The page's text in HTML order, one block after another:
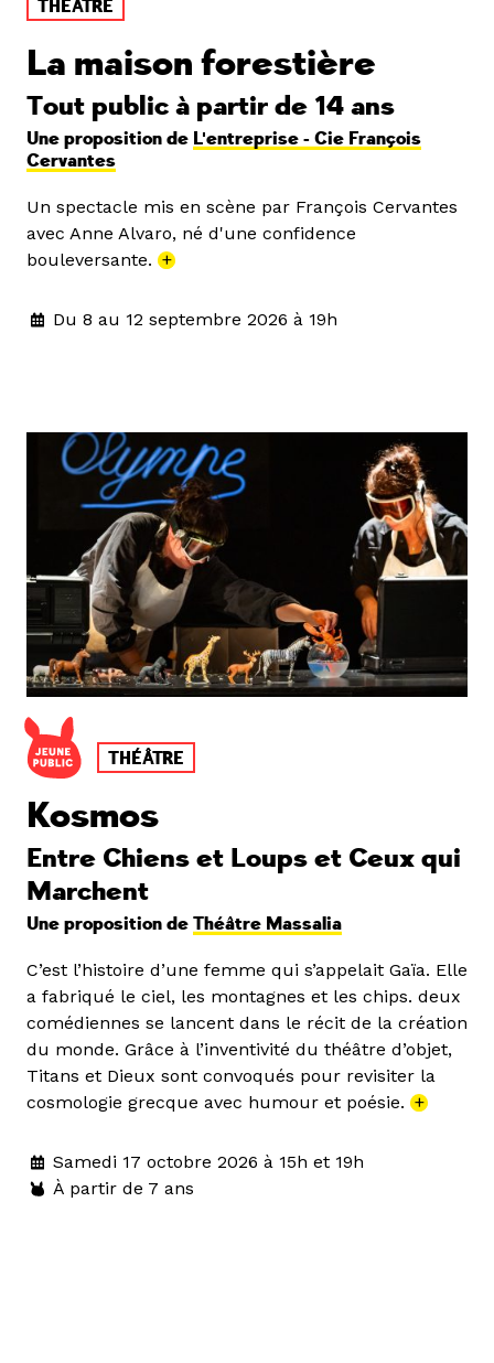
THÉÂTRE
La maison forestière
Tout public à partir de 14 ans
Une proposition de L'entreprise - Cie François
Cervantes
Un spectacle mis en scène par François Cervantes
avec Anne Alvaro, né d'une confidence
bouleversante. +
Du 8 au 12 septembre 2026 à 19h
THÉÂTRE
Kosmos
Entre Chiens et Loups et Ceux qui
Marchent
Une proposition de Théâtre Massalia
C’est l’histoire d’une femme qui s’appelait Gaïa. Elle
a fabriqué le ciel, les montagnes et les chips. deux
comédiennes se lancent dans le récit de la création
du monde. Grâce à l’inventivité du théâtre d’objet,
Titans et Dieux sont convoqués pour revisiter la
cosmologie grecque avec humour et poésie. +
Samedi 17 octobre 2026 à 15h et 19h
À partir de 7 ans